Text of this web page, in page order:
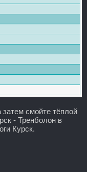
смойте тёплой
- Тренболон в
Курск.